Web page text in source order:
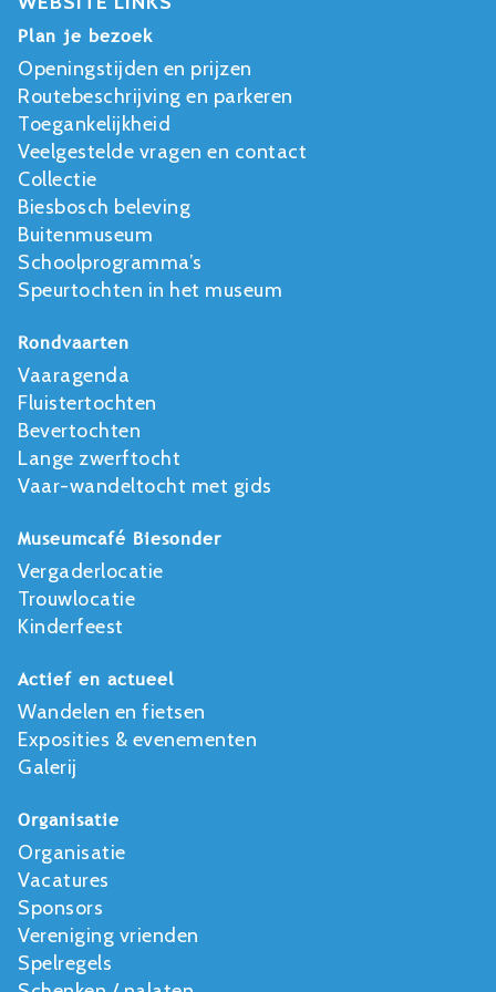
Plan je bezoek
Openingstijden en prijzen
Routebeschrijving en parkeren
Toegankelijkheid
Veelgestelde vragen en contact
Collectie
Biesbosch beleving
Buitenmuseum
Schoolprogramma’s
Speurtochten in het museum
Rondvaarten
Vaaragenda
Fluistertochten
Bevertochten
Lange zwerftocht
Vaar-wandeltocht met gids
Museumcafé Biesonder
Vergaderlocatie
Trouwlocatie
Kinderfeest
Actief en actueel
Wandelen en fietsen
Exposities & evenementen
Galerij
Organisatie
Organisatie
Vacatures
Sponsors
Vereniging vrienden
Spelregels